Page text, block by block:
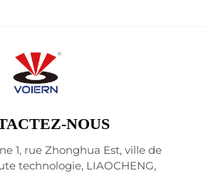
NOUS
1, rue Zhonghua Est, ville de
technologie, LIAOCHENG,